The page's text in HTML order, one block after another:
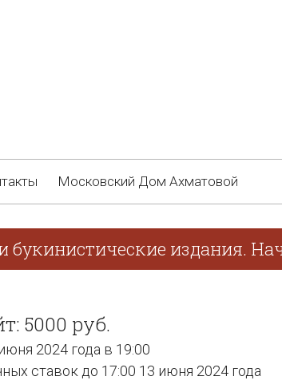
Московский Дом Ахматовой
издания.
5000 руб.
2024 года в 19:00
ставок до 17:00 13 июня 2024 года